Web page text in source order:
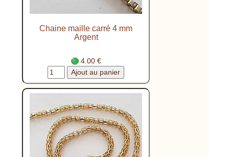
Chaine maille carré 4 mm
Argent
4.00 €